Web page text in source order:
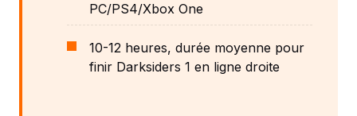
PC/PS4/Xbox One
10-12 heures, durée moyenne pour
finir Darksiders 1 en ligne droite